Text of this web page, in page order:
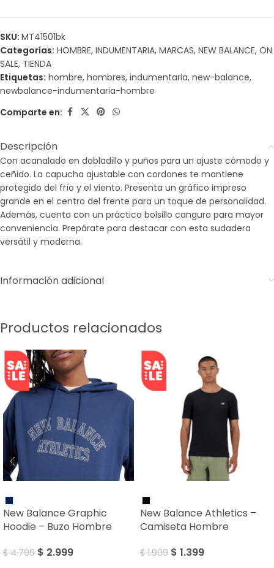
SKU: MT41501bk
Categorías: HOMBRE, INDUMENTARIA, MARCAS, NEW BALANCE, ON
SALE, TIENDA
Etiquetas: hombre, hombres, indumentaria, new-balance,
newbalance-indumentaria-hombre
Comparte en:
Descripción
Con acanalado en dobladillo y puños para un ajuste cómodo y
ceñido. La capucha ajustable con cordones te mantiene
protegido del frío y el viento. Presenta un gráfico impreso
grande en el centro del frente para un toque de personalidad.
Además, cuenta con un práctico bolsillo canguro para mayor
conveniencia. Prepárate para destacar con esta sudadera
versátil y moderna.
Información adicional
Productos relacionados
New Balance Graphic
Hoodie – Buzo Hombre
$4.799 $ 2.999
New Balance Athletics –
Camiseta Hombre
$1.999 $ 1.399